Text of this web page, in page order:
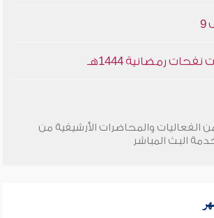
رمضانية 1444هـ
الفعاليات والمحاضرات الأرشيفية من
البث المباشر